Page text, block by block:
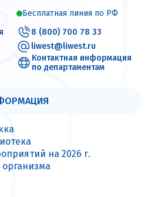
Бесплатная линия по РФ
8 (800) 700 78 33
liwest@liwest.ru
Контактная информация
по департаментам
на 2026 г.